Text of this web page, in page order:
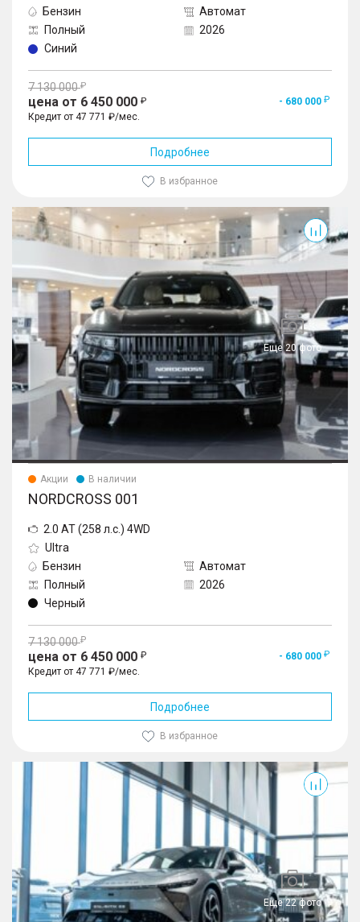
Бензин
Автомат
Полный
2026
Синий
7 130 000
цена от 6 450 000
- 680 000
Кредит от 47 771 ₽/мес.
Подробнее
В избранное
Еще 20 фото
001
Акции В наличии
NORDCROSS 001
2.0 AT (258 л.с.) 4WD
Ultra
Бензин
Автомат
Полный
2026
Черный
7 130 000
цена от 6 450 000
- 680 000
Кредит от 47 771 ₽/мес.
Подробнее
В избранное
Еще 22 фото